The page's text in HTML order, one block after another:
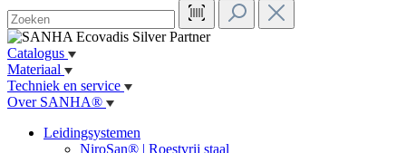
Catalogus
Materiaal
Techniek en service
Over SANHA®
Leidingsystemen
NiroSan® | Roestvrij staal